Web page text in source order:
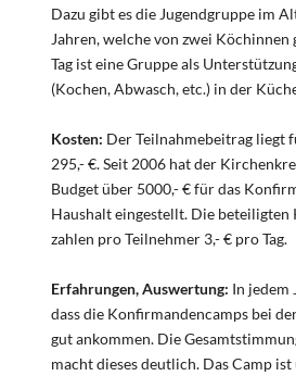
Dazu gibt es die Jugendgruppe im
Jahren, welche von zwei Köchinnen
Tag ist eine Gruppe als
(Kochen, Abwasch, etc.) in der
Kosten: Der Teilnahmebeitrag liegt
295,- €. Seit 2006 hat der
Budget über 5000,- € für das
Haushalt eingestellt. Die beteiligten
zahlen pro Teilnehmer 3,- € pro Tag.
Erfahrungen, Auswertung: In jedem
dass die Konfirmandencamps bei
gut ankommen. Die
macht dieses deutlich. Das Camp